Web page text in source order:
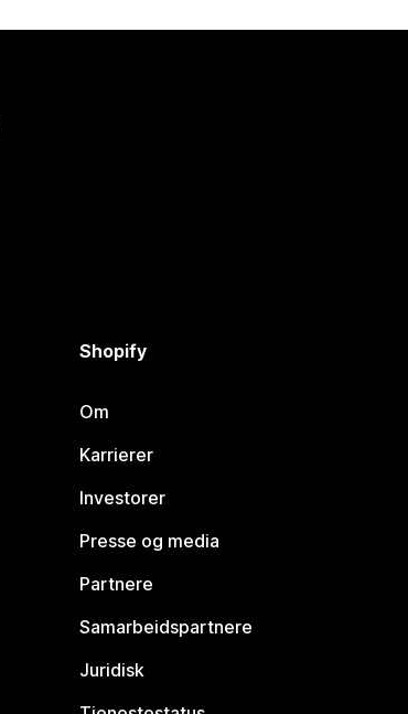
Shopify
Om
Karrierer
Investorer
Presse og media
Partnere
Samarbeidspartnere
Juridisk